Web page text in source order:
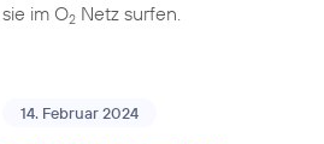
sie im O2Netz surfen.
14. Februar 2024